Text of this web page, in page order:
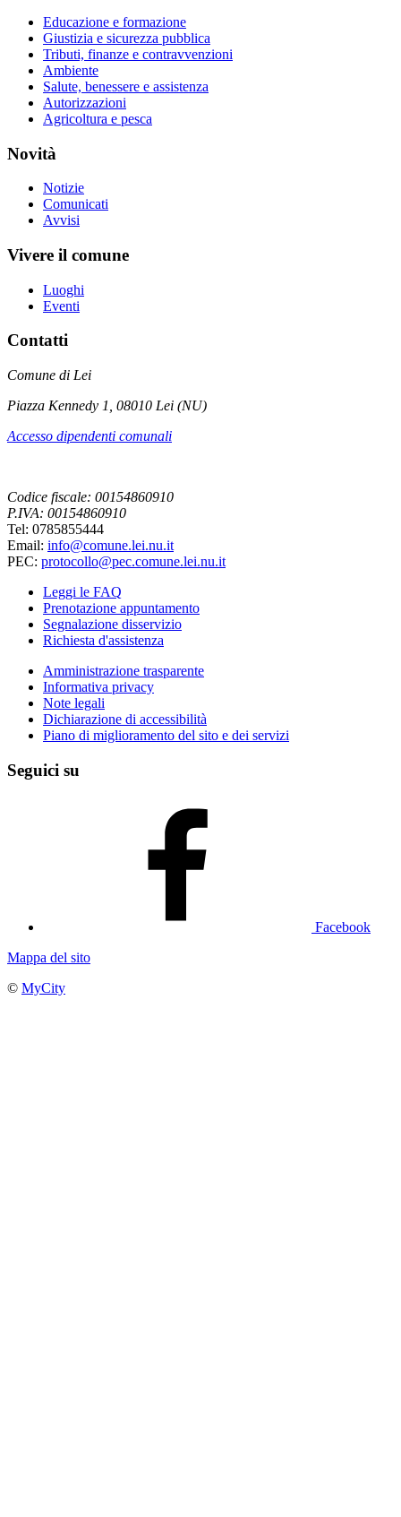
Educazione e formazione
Giustizia e sicurezza pubblica
Tributi, finanze e contravvenzioni
Ambiente
Salute, benessere e assistenza
Autorizzazioni
Agricoltura e pesca
Novità
Notizie
Comunicati
Avvisi
Vivere il comune
Luoghi
Eventi
Contatti
Comune di Lei
Piazza Kennedy 1, 08010 Lei (NU)
Accesso dipendenti comunali
Codice fiscale: 00154860910
P.IVA: 00154860910
Tel: 0785855444
Email: info@comune.lei.nu.it
PEC: protocollo@pec.comune.lei.nu.it
Leggi le FAQ
Prenotazione appuntamento
Segnalazione disservizio
Richiesta d'assistenza
Amministrazione trasparente
Informativa privacy
Note legali
Dichiarazione di accessibilità
Piano di miglioramento del sito e dei servizi
Seguici su
Facebook
Mappa del sito
© MyCity